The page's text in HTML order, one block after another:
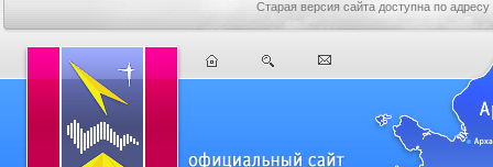
Старая версия сайта доступна по адресу